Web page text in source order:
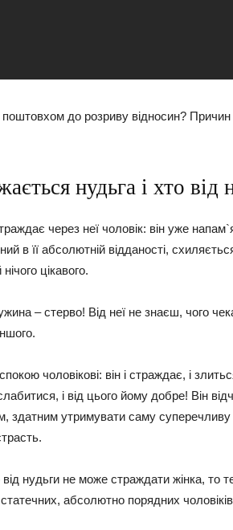
до розриву відносин? Причин
нудьга і хто від
через неї чоловік: він уже
в її абсолютній відданості,
цікавого.
– стерво! Від неї не знаєш, чого
чоловікові: він і страждає, і
і від цього йому добре! Він
здатним утримувати саму
нудьги не може страждати жінка, то
абсолютно порядних